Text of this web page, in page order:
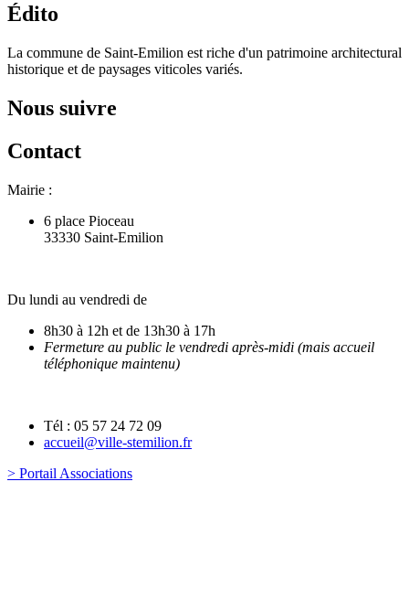
Édito
La commune de Saint-Emilion est riche d'un patrimoine architectural
historique et de paysages viticoles variés.
Nous suivre
Contact
Mairie :
6 place Pioceau
33330 Saint-Emilion
Du lundi au vendredi de
8h30 à 12h et de 13h30 à 17h
Fermeture au public le vendredi après-midi (mais accueil
téléphonique maintenu)
Tél : 05 57 24 72 09
accueil@ville-stemilion.fr
> Portail Associations